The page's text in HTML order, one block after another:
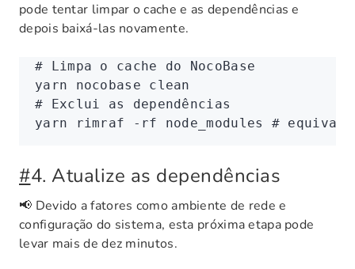
pode tentar limpar o cache e as dependências e
depois baixá-las novamente.
# Limpa o cache do NocoBase
yarn nocobase clean
# Exclui as dependências
yarn rimraf -rf node_modules #
#4. Atualize as dependências
📢 Devido a fatores como ambiente de rede e
configuração do sistema, esta próxima etapa pode
levar mais de dez minutos.